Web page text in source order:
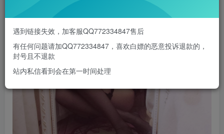
遇到链接失效，加客服QQ772334847售后
有任何问题请加QQ772334847，喜欢白嫖的恶意投诉退款的，
封号且不退款
站内私信看到会在第一时间处理